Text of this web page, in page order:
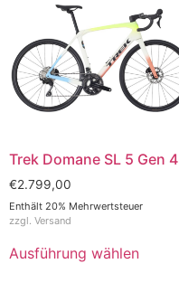
Trek Domane SL 5 Gen 4
€2.799,00
Enthält 20% Mehrwertsteuer
zzgl. Versand
Ausführung wählen